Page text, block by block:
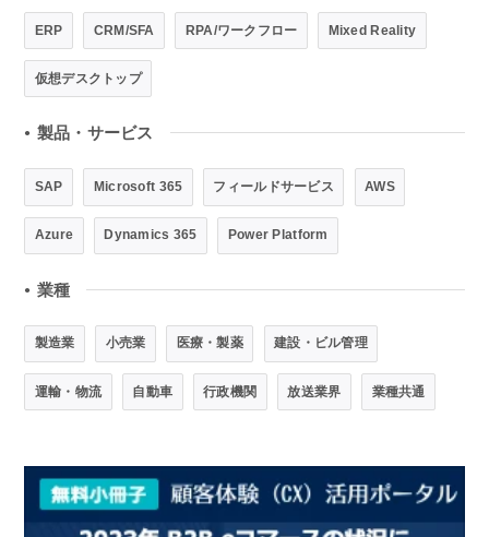
ERP CRM/SFA RPA/ワークフロー Mixed Reality
仮想デスクトップ
● 製品・サービス
SAP Microsoft 365 フィールドサービス AWS
Azure Dynamics 365 Power Platform
● 業種
製造業 小売業 医療・製薬 建設・ビル管理
運輸・物流 自動車 行政機関 放送業界 業種共通